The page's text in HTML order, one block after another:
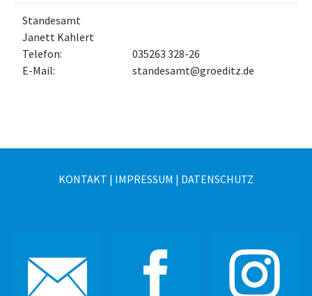
Standesamt
Janett Kahlert
Telefon:
E-Mail:
035263 328-26
standesamt@groeditz.de
KONTAKT | IMPRESSUM | DATENSCHUTZ